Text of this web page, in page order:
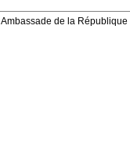
Ambassade de la